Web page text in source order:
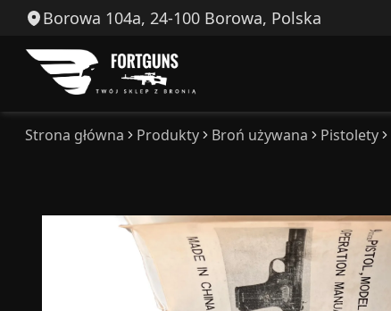
Borowa 104a, 24-100 Borowa, Polska
Strona główna Produkty Broń używana Pistolety